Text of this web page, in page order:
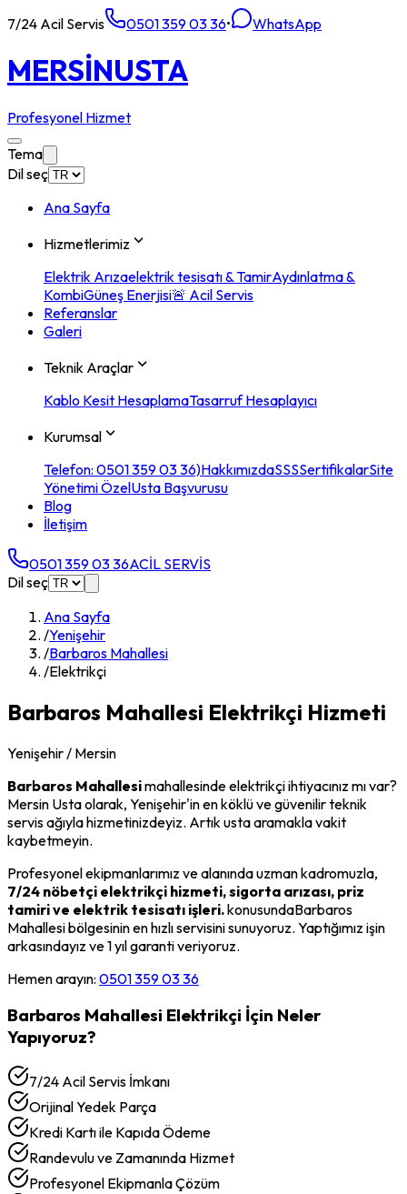
7/24 Acil Servis 0501 359 03 36• WhatsApp
MERSİNUSTA
Profesyonel Hizmet
Tema
Dil seç
Ana Sayfa
Hizmetlerimiz
Elektrik Arızaelektrik tesisatı & TamirAydınlatma &
KombiGüneş Enerjisi🚨 Acil Servis
Referanslar
Galeri
Teknik Araçlar
Kablo Kesit HesaplamaTasarruf Hesaplayıcı
Kurumsal
Telefon: 0501 359 03 36)HakkımızdaSSSSertifikalarSite
Yönetimi ÖzelUsta Başvurusu
Blog
İletişim
0501 359 03 36ACİL SERVİS
Dil seç
Ana Sayfa
/Yenişehir
/Barbaros Mahallesi
/Elektrikçi
Barbaros Mahallesi Elektrikçi Hizmeti
Yenişehir / Mersin
Barbaros Mahallesimahallesindeelektrikçiihtiyacınız mı var?
Mersin Usta olarak, Yenişehir'in en köklü ve güvenilir teknik
servis ağıyla hizmetinizdeyiz. Artık usta aramakla vakit
kaybetmeyin.
Profesyonel ekipmanlarımız ve alanında uzman kadromuzla,
7/24 nöbetçi elektrikçi hizmeti, sigorta arızası, priz
tamiri ve elektrik tesisatı işleri.konusundaBarbaros
Mahallesibölgesinin en hızlı servisini sunuyoruz. Yaptığımız işin
arkasındayız ve 1 yıl garanti veriyoruz.
Hemen arayın: 0501 359 03 36
Barbaros Mahallesi Elektrikçi İçin Neler
Yapıyoruz?
7/24 Acil Servis İmkanı
Orijinal Yedek Parça
Kredi Kartı ile Kapıda Ödeme
Randevulu ve Zamanında Hizmet
Profesyonel Ekipmanla Çözüm